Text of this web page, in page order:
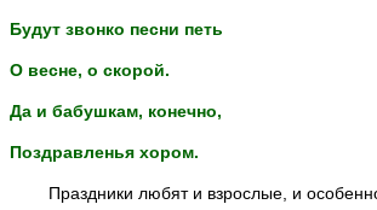
Будут звонко песни петь
О весне, о скорой.
Да и бабушкам, конечно,
Поздравленья хором.
Праздники любят и взрослые, и особенно